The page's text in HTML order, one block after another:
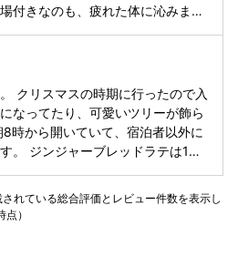
使ったあんかけごはんをも選べ
ついていて、旅館に泊まった時の
こういうデザイン系のホテルでは
す。
付きなのも、疲れた体に沁みまし
たです。）夕方からのカフェフリ
とても良かったです。夜帰ってく
も相まって、外観がとても綺麗だ
クリスマスの時期に行ったので入
なってたり、可愛いツリーが飾ら
時から開いていて、宿泊者以外に
。 ジンジャーブレッドラテは1杯
ィンをテイクアウトしました。
されている総合評価とレビュー件数を表示し
）